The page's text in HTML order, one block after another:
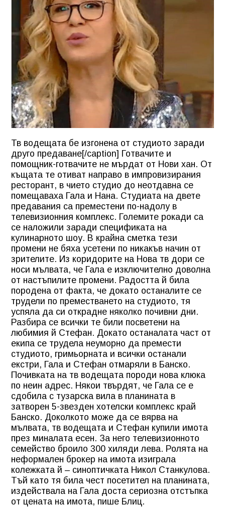
Тв водещата бе изгонена от студиото заради
друго предаване[/caption] Готвачите и
помощник-готвачите не мърдат от Нови хан. От
къщата те отиват направо в импровизирания
ресторант, в чието студио до неотдавна се
помещаваха Гала и Нана. Студиата на двете
предавания са преместени по-надолу в
телевизионния комплекс. Големите рокади са
се наложили заради спецификата на
кулинарното шоу. В крайна сметка тези
промени не бяха усетени по никакъв начин от
зрителите. Из коридорите на Нова тв дори се
носи мълвата, че Гала е изключително доволна
от настъпилите промени. Радостта й била
породена от факта, че докато останалите се
трудели по преместването на студиото, тя
успяла да си открадне няколко почивни дни.
Разбира се всички те били посветени на
любимия й Стефан. Докато останалата част от
екипа се трудела неуморно да премести
студиото, гримьорната и всички останали
екстри, Гала и Стефан отмаряли в Банско.
Почивката на тв водещата породи нова клюка
по неин адрес. Някои твърдят, че Гала се е
сдобила с тузарска вила в планината в
затворен 5-звезден хотелски комплекс край
Банско. Доколкото може да се вярва на
мълвата, тв водещата и Стефан купили имота
през миналата есен. За него телевизионното
семейство броило 300 хиляди лева. Ролята на
неформален брокер на имота изиграла
колежката й – синоптичката Никол Станкулова.
Тъй като тя била чест посетител на планината,
издействала на Гала доста сериозна отстъпка
от цената на имота, пише Блиц.